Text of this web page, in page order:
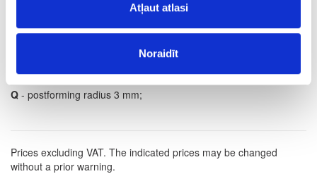
Atļaut atlasi
Noraidīt
Surface structure:
Postforming profile:
Q - postforming radius 3 mm;
Prices excluding VAT. The indicated prices may be changed
without a prior warning.